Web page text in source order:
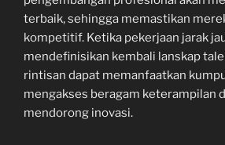
terbaik, sehingga memastikan
kompetitif. Ketika pekerjaan jarak
mendefinisikan kembali lanskap
rintisan dapat memanfaatkan
mengakses beragam keterampilan
mendorong inovasi.